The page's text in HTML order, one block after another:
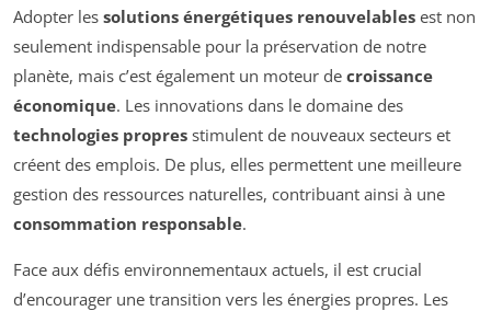
Adopter les solutions énergétiques renouvelables est non
seulement indispensable pour la préservation de notre
planète, mais c’est également un moteur de croissance
économique. Les innovations dans le domaine des
technologies propres stimulent de nouveaux secteurs et
créent des emplois. De plus, elles permettent une meilleure
gestion des ressources naturelles, contribuant ainsi à une
consommation responsable.
Face aux défis environnementaux actuels, il est crucial
d’encourager une transition vers les énergies propres. Les